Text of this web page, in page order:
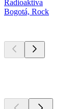
Radioaktiva
Bogotá, Rock